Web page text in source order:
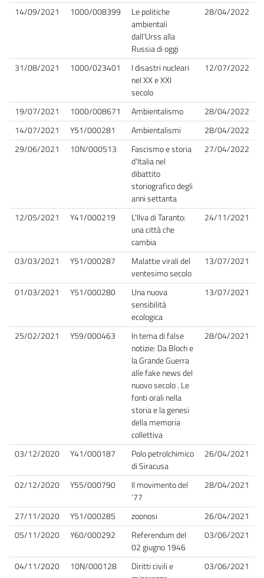
14/09/2021 1000/008399
Le politiche
ambientali
dall'Urss alla
Russia di oggi
28/04/2022
31/08/2021 1000/023401
I disastri nucleari
nel XX e XXI
secolo
12/07/2022
19/07/2021 1000/008671 Ambientalismo
28/04/2022
14/07/2021
Y51/000281 Ambientalismi
28/04/2022
29/06/2021
10N/000513
Fascismo e storia
d'Italia nel
dibattito
storiografico degli
anni settanta
27/04/2022
12/05/2021 Y41/000219
L'Ilva di Taranto:
una città che
cambia
24/11/2021
03/03/2021 Y51/000287
Malattie virali del
ventesimo secolo
13/07/2021
01/03/2021 Y51/000280
Una nuova
sensibilità
ecologica
13/07/2021
25/02/2021 Y59/000463
In tema di false
notizie: Da Bloch e
la Grande Guerra
alle fake news del
nuovo secolo . Le
fonti orali nella
storia e la genesi
della memoria
collettiva
28/04/2021
03/12/2020 Y41/000187
Polo petrolchimico
di Siracusa
26/04/2021
02/12/2020 Y55/000790
Il movimento del
'77
28/04/2021
27/11/2020 Y51/000285 zoonosi
26/04/2021
05/11/2020
Y60/000292
Referendum del
02 giugno 1946
03/06/2021
04/11/2020 10N/000128
Diritti civili e
03/06/2021